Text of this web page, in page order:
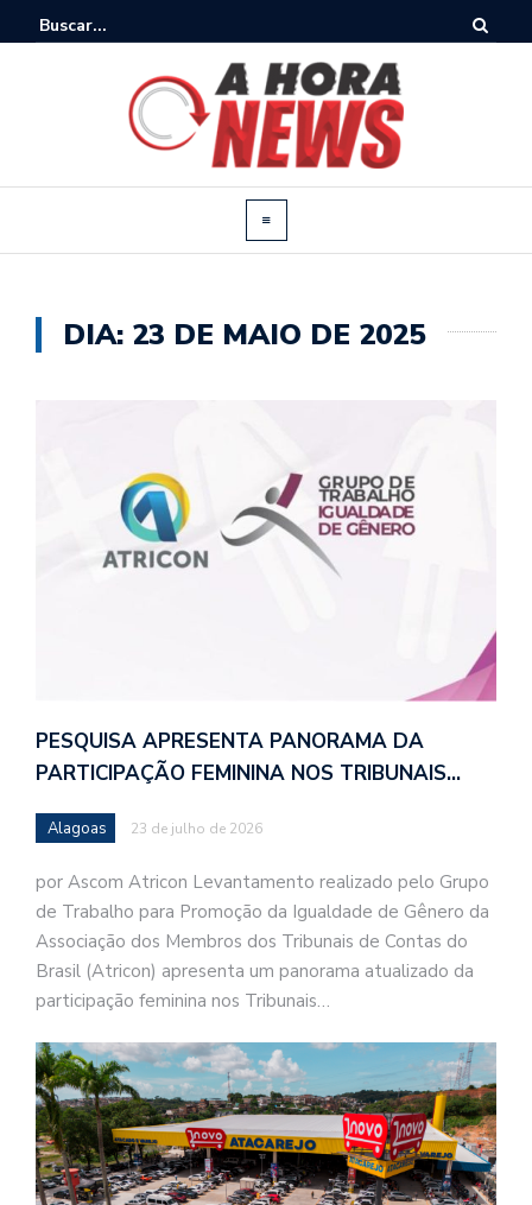
DIA: 23 DE MAIO DE 2025
PESQUISA APRESENTA PANORAMA DA
PARTICIPAÇÃO FEMININA NOS TRIBUNAIS…
Alagoas 23 de julho de 2026
por Ascom Atricon Levantamento realizado pelo Grupo
de Trabalho para Promoção da Igualdade de Gênero da
Associação dos Membros dos Tribunais de Contas do
Brasil (Atricon) apresenta um panorama atualizado da
participação feminina nos Tribunais…